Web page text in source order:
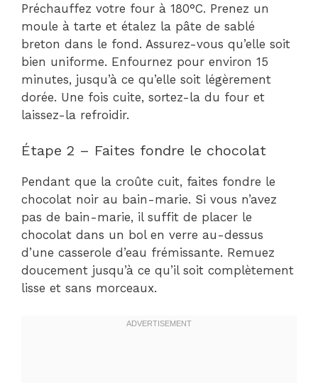
Préchauffez votre four à 180°C. Prenez un
moule à tarte et étalez la pâte de sablé
breton dans le fond. Assurez-vous qu’elle soit
bien uniforme. Enfournez pour environ 15
minutes, jusqu’à ce qu’elle soit légèrement
dorée. Une fois cuite, sortez-la du four et
laissez-la refroidir.
Étape 2 – Faites fondre le chocolat
Pendant que la croûte cuit, faites fondre le
chocolat noir au bain-marie. Si vous n’avez
pas de bain-marie, il suffit de placer le
chocolat dans un bol en verre au-dessus
d’une casserole d’eau frémissante. Remuez
doucement jusqu’à ce qu’il soit complètement
lisse et sans morceaux.